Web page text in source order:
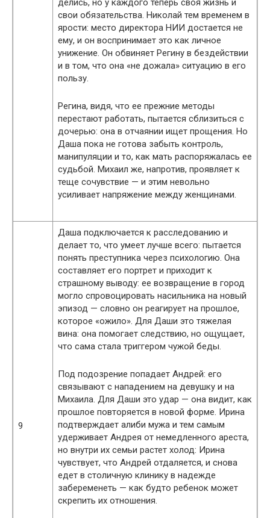
делись, но у каждого теперь своя жизнь и
свои обязательства. Николай тем временем в
ярости: место директора НИИ достается не
ему, и он воспринимает это как личное
унижение. Он обвиняет Регину в бездействии
и в том, что она «не дожала» ситуацию в его
пользу.
Регина, видя, что ее прежние методы
перестают работать, пытается сблизиться с
дочерью: она в отчаянии ищет прощения. Но
Даша пока не готова забыть контроль,
манипуляции и то, как мать распоряжалась ее
судьбой. Михаил же, напротив, проявляет к
теще сочувствие — и этим невольно
усиливает напряжение между женщинами.
9
Даша подключается к расследованию и
делает то, что умеет лучше всего: пытается
понять преступника через психологию. Она
составляет его портрет и приходит к
страшному выводу: ее возвращение в город
могло спровоцировать насильника на новый
эпизод — словно он реагирует на прошлое,
которое «ожило». Для Даши это тяжелая
вина: она помогает следствию, но ощущает,
что сама стала триггером чужой беды.
Под подозрение попадает Андрей: его
связывают с нападением на девушку и на
Михаила. Для Даши это удар — она видит, как
прошлое повторяется в новой форме. Ирина
подтверждает алиби мужа и тем самым
удерживает Андрея от немедленного ареста,
но внутри их семьи растет холод: Ирина
чувствует, что Андрей отдаляется, и снова
едет в столичную клинику в надежде
забеременеть — как будто ребенок может
скрепить их отношения.